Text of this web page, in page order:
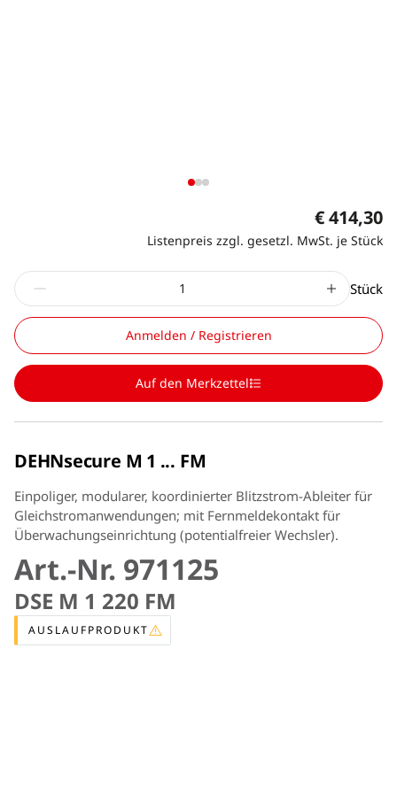
€ 414,30
Listenpreis zzgl. gesetzl. MwSt. je Stück
Stück
Anmelden / Registrieren
Auf den Merkzettel
DEHNsecure M 1 ... FM
Einpoliger, modularer, koordinierter Blitzstrom-Ableiter für
Gleichstromanwendungen; mit Fernmeldekontakt für
Überwachungseinrichtung (potentialfreier Wechsler).
Art.-Nr. 971125
DSE M 1 220 FM
AUSLAUFPRODUKT